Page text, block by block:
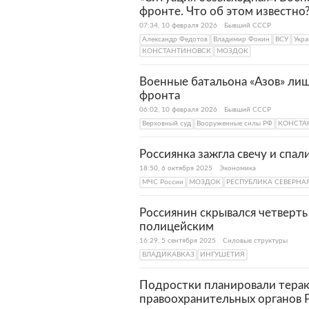
скатерти. Кроме того, в
завод, хлебозавод,
фронте. Что об этом известно?
07:34, 10 февраля 2026
Бывший СССР
Александр Федотов
Владимир Фокин ВСУ
КОНСТАНТИНОВСК
МОЗДОК
Военные батальона «Азов»
фронта
06:02, 10 февраля 2026
Бывший СССР
Верховный суд
Вооруженные силы РФ
Россиянка зажгла свечу и
18:50, 6 октября 2025
Экономика
МЧС России
МОЗДОК РЕСПУБЛИКА
Россиянин скрывался
полицейским
16:29, 5 сентября 2025
Силовые структуры
ВЛАДИКАВКАЗ
ИНГУШЕТИЯ
Подростки планировали
правоохранительных органов